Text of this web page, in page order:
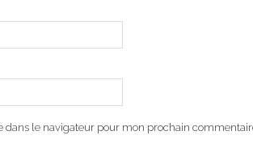
le navigateur pour mon prochain